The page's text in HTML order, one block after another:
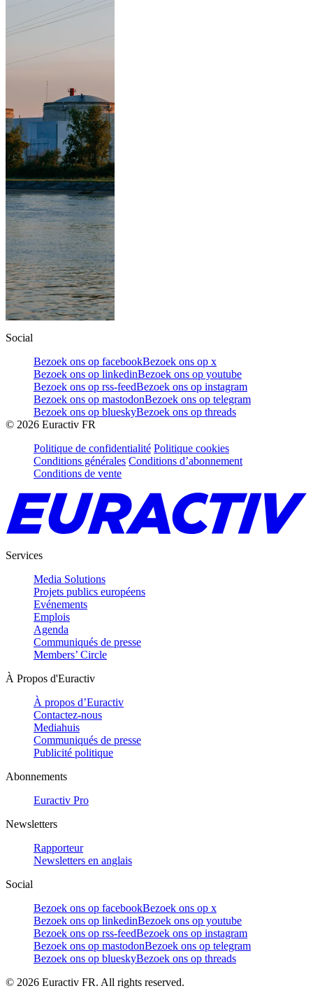
Social
Bezoek ons op facebookBezoek ons op x
Bezoek ons op linkedinBezoek ons op youtube
Bezoek ons op rss-feedBezoek ons op instagram
Bezoek ons op mastodonBezoek ons op telegram
Bezoek ons op blueskyBezoek ons op threads
© 2026 Euractiv FR
Politique de confidentialité Politique cookies
Conditions générales Conditions d’abonnement
Conditions de vente
Services
Media Solutions
Projets publics européens
Evénements
Emplois
Agenda
Communiqués de presse
Members’ Circle
À Propos d'Euractiv
À propos d’Euractiv
Contactez-nous
Mediahuis
Communiqués de presse
Publicité politique
Abonnements
Euractiv Pro
Newsletters
Rapporteur
Newsletters en anglais
Social
Bezoek ons op facebookBezoek ons op x
Bezoek ons op linkedinBezoek ons op youtube
Bezoek ons op rss-feedBezoek ons op instagram
Bezoek ons op mastodonBezoek ons op telegram
Bezoek ons op blueskyBezoek ons op threads
© 2026 Euractiv FR. All rights reserved.